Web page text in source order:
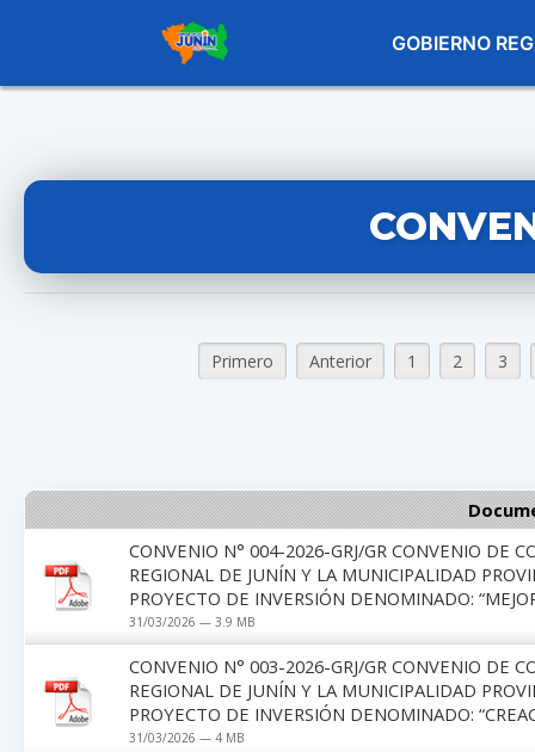
GOBIERNO
Primero Anterior 1 2 3
CONVENIO N° 004-2026-GRJ/GR CONVENIO DE
REGIONAL DE JUNÍN Y LA MUNICIPALIDAD
PROYECTO DE INVERSIÓN DENOMINADO:
31/03/2026 — 3.9 MB
CONVENIO N° 003-2026-GRJ/GR CONVENIO DE
REGIONAL DE JUNÍN Y LA MUNICIPALIDAD
PROYECTO DE INVERSIÓN DENOMINADO:
31/03/2026 — 4 MB